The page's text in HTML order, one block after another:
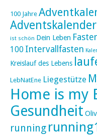
100 Jahre
Adventskalender
ist schön Dein Leben
100 Intervallfasten
Kreislauf des Lebens
LebNatEne Liegestütze
Home is my
Gesundheit
running